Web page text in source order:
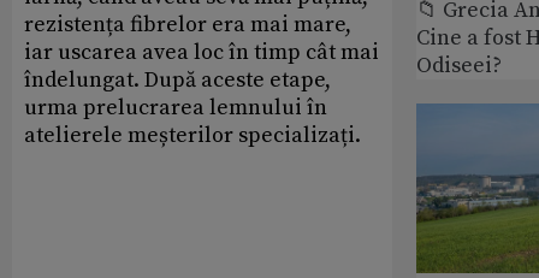
rezistența fibrelor era mai mare,
iar uscarea avea loc în timp cât mai
îndelungat. După aceste etape,
urma prelucrarea lemnului în
atelierele meșterilor specializați.
📁 Grecia
Cine a fost
Odiseei?